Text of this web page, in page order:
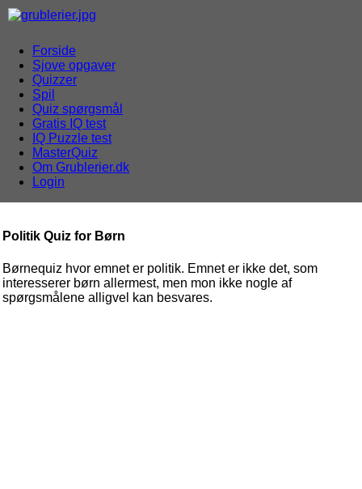
Forside
Sjove opgaver
Quizzer
Spil
Quiz spørgsmål
Gratis IQ test
IQ Puzzle test
MasterQuiz
Om Grublerier.dk
Login
Politik Quiz for Børn
Børnequiz hvor emnet er politik. Emnet er ikke det, som
interesserer børn allermest, men mon ikke nogle af
spørgsmålene alligvel kan besvares.